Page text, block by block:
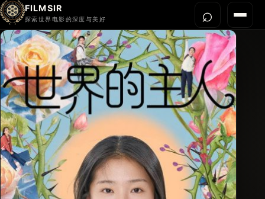
FILMSIR
探索世界电影的深度与美好 菜单
首页
今晚看什么
世界电影节
导演宇宙
影片库
影评与解读
关于我们
⌕打开